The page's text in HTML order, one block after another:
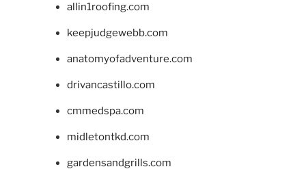
allin1roofing.com
keepjudgewebb.com
anatomyofadventure.com
drivancastillo.com
cmmedspa.com
midletontkd.com
gardensandgrills.com